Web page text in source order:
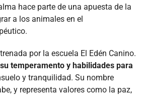
hace parte de una apuesta de la
a los animales en el
por la escuela El Edén Canino.
temperamento y habilidades para
y tranquilidad. Su nombre
y representa valores como la paz,